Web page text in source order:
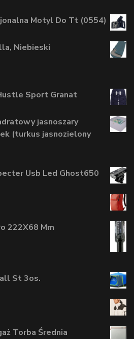
Motyl Do Tt (0554)
Niebieski
Sport Granat
jasnoszary
(turkus jasnozielony
Usb Led Ghost650
222X68 Mm
St 3os.
Torba Średnia